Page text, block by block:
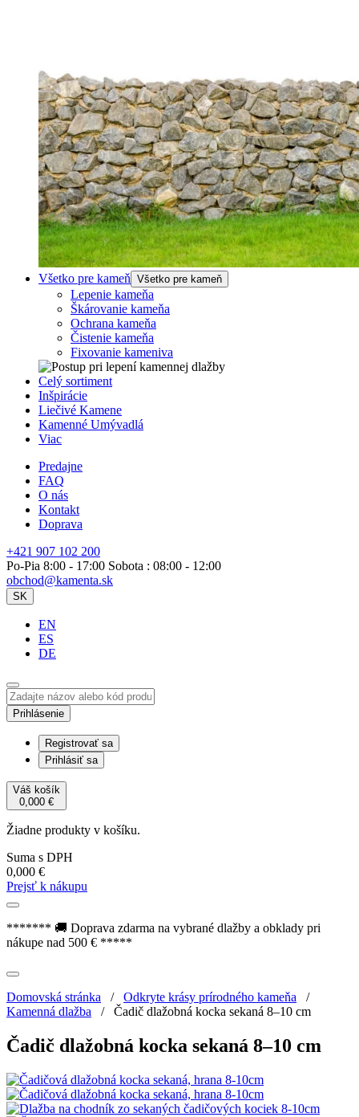
Všetko pre kameň Všetko pre kameň
Lepenie kameňa
Škárovanie kameňa
Ochrana kameňa
Čistenie kameňa
Fixovanie kameniva
Celý sortiment
Inšpirácie
Liečivé Kamene
Kamenné Umývadlá
Viac
Predajne
FAQ
O nás
Kontakt
Doprava
+421 907 102 200
Po-Pia 8:00 - 17:00 Sobota : 08:00 - 12:00
obchod@kamenta.sk
SK
EN
ES
DE
Prihlásenie
Registrovať sa
Prihlásiť sa
Váš košík
0,000 €
Žiadne produkty v košíku.
Suma s DPH
0,000 €
Prejsť k nákupu
******* 🚚 Doprava zdarma na vybrané dlažby a obklady pri
nákupe nad 500 € *****
Domovská stránka / Odkryte krásy prírodného kameňa /
Kamenná dlažba / Čadič dlažobná kocka sekaná 8–10 cm
Čadič dlažobná kocka sekaná 8–10 cm